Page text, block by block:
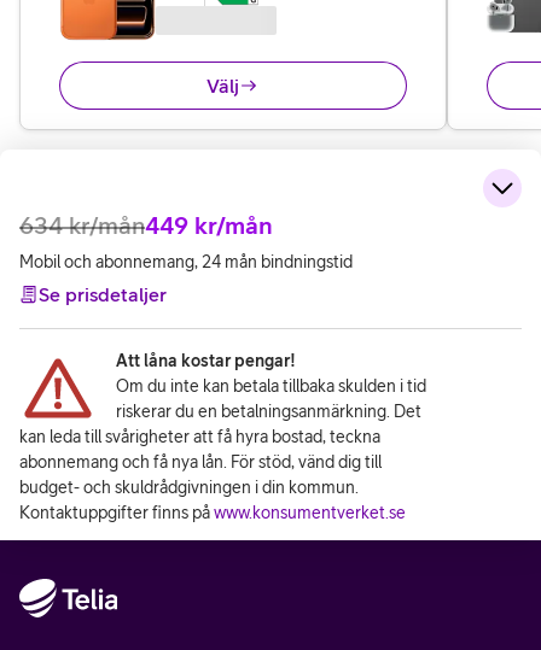
Välj
634 kr/mån449 kr/mån
Mobil och abonnemang, 24 mån bindningstid
Se prisdetaljer
Att låna kostar pengar!
Om du inte kan betala tillbaka skulden i tid
riskerar du en betalningsanmärkning. Det
kan leda till svårigheter att få hyra bostad, teckna
abonnemang och få nya lån. För stöd, vänd dig till
budget- och skuldrådgivningen i din kommun.
Kontaktuppgifter finns påwww.konsumentverket.se